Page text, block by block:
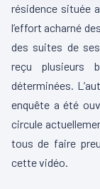
résidence située
l’effort acharné
des suites de
reçu plusieurs
déterminées.
enquête a été
circule
tous de faire
cette vidéo.